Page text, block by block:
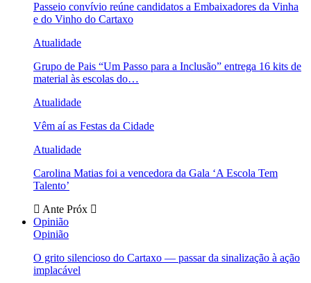
Passeio convívio reúne candidatos a Embaixadores da Vinha
e do Vinho do Cartaxo
Atualidade
Grupo de Pais “Um Passo para a Inclusão” entrega 16 kits de
material às escolas do…
Atualidade
Vêm aí as Festas da Cidade
Atualidade
Carolina Matias foi a vencedora da Gala ‘A Escola Tem
Talento’
Ante Próx
Opinião
Opinião
O grito silencioso do Cartaxo — passar da sinalização à ação
implacável